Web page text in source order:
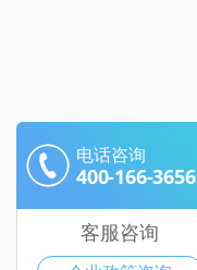
电话咨询
400-166-3656
客服咨询